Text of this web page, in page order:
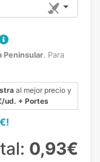
Peninsular. Para
al mejor precio y
ud. + Portes
0,93€